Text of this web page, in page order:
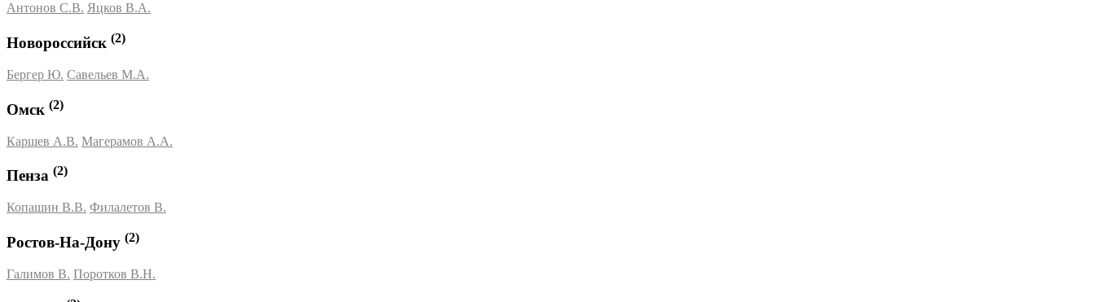
Антонов С.В. Яцков В.А.
Новороссийск (2)
Бергер Ю. Савельев М.А.
Омск (2)
Каршев А.В. Магерамов А.А.
Пенза (2)
Копашин В.В. Филалетов В.
Ростов-На-Дону (2)
Галимов В. Поротков В.Н.